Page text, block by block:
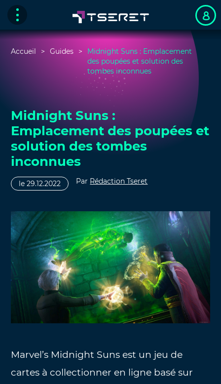
Accueil Guides
Midnight Suns : Emplacement
des poupées et solution des
tombes inconnues
Midnight Suns :
Emplacement des poupées et
solution des tombes
inconnues
le 29.12.2022 Par Rédaction Tseret
Marvel’s Midnight Suns est un jeu de
cartes à collectionner en ligne basé sur